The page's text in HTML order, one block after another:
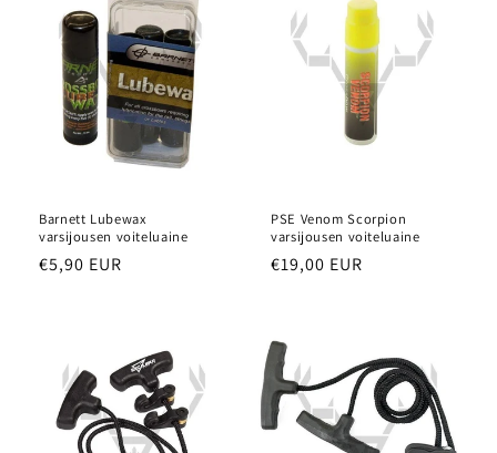
Barnett Lubewax
varsijousen voiteluaine
Normaalihinta
€5,90 EUR
PSE Venom Scorpion
varsijousen voiteluaine
Normaalihinta
€19,00 EUR